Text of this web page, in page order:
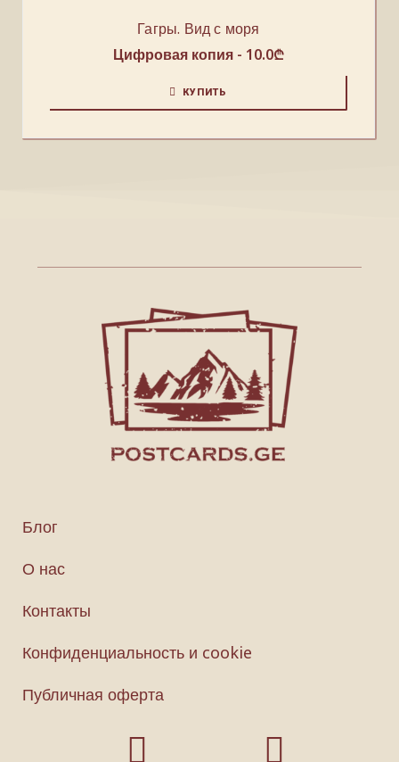
Гагры. Вид с моря
Цифровая копия - 10.0₾
КУПИТЬ
Блог
О нас
Контакты
Конфиденциальность и cookie
Публичная оферта